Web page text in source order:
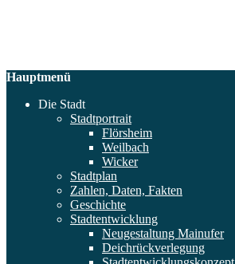
Hauptmenü
Die Stadt
Stadtportrait
Flörsheim
Weilbach
Wicker
Stadtplan
Zahlen, Daten, Fakten
Geschichte
Stadtentwicklung
Neugestaltung Mainufer
Deichrückverlegung